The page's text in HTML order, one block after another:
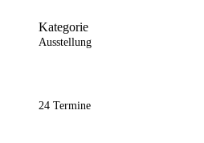
Kategorie
Ausstellung
24 Termine